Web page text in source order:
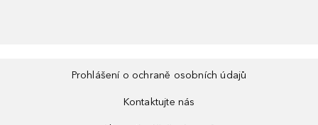
Prohlášení o ochraně osobních údajů
Kontaktujte nás